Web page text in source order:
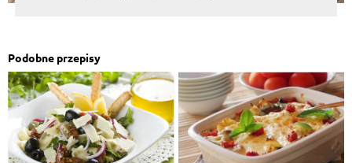
Podobne przepisy